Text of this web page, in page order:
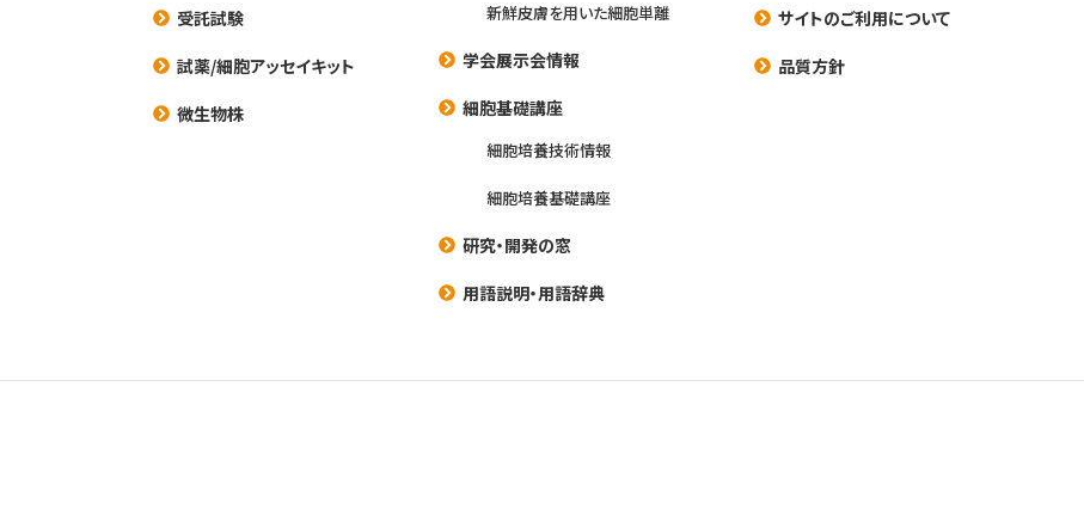
受託試験
試薬/細胞アッセイキット
微生物株
新鮮皮膚を用いた細胞単離
学会展示会情報
細胞基礎講座
細胞培養技術情報
細胞培養基礎講座
研究・開発の窓
用語説明・用語辞典
サイトのご利用について
品質方針